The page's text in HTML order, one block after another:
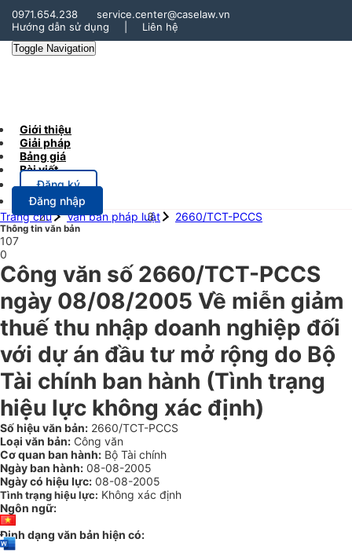
0971.654.238
service.center@caselaw.vn
Hướng dẫn sử dụng
Liên hệ
Toggle Navigation
Giới thiệu
Giải pháp
Bảng giá
Bài viết
Đăng ký
Đăng nhập
Trang chủ
Văn bản pháp luật 2660/TCT-PCCS
Thông tin văn bản
107
0
Công văn số 2660/TCT-PCCS
ngày 08/08/2005 Về miễn giảm
thuế thu nhập doanh nghiệp đối
với dự án đầu tư mở rộng do Bộ
Tài chính ban hành (Tình trạng
hiệu lực không xác định)
Số hiệu văn bản: 2660/TCT-PCCS
Loại văn bản: Công văn
Cơ quan ban hành: Bộ Tài chính
Ngày ban hành: 08-08-2005
Ngày có hiệu lực: 08-08-2005
Tình trạng hiệu lực: Không xác định
Ngôn ngữ:
Định dạng văn bản hiện có: